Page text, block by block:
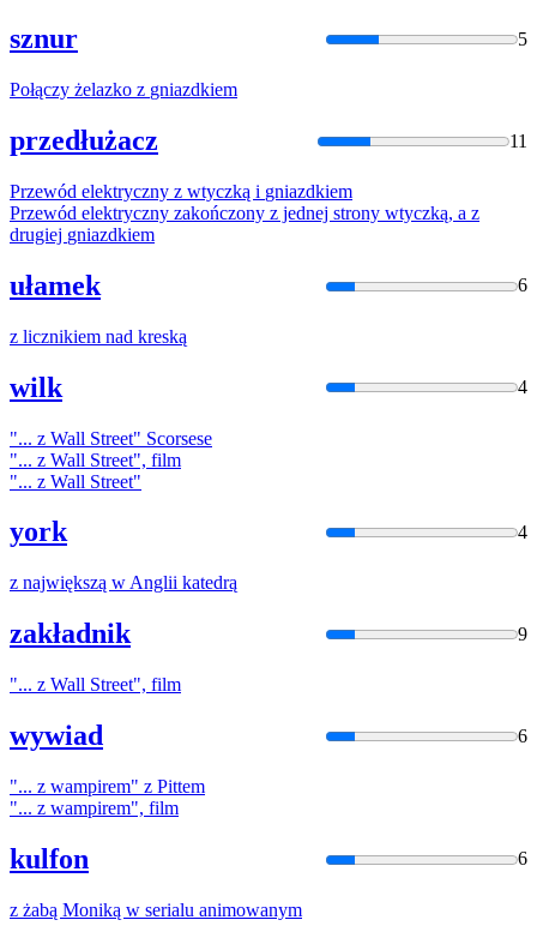
sznur 5
Połączy żelazko z gniazdkiem
przedłużacz 11
Przewód elektryczny z wtyczką i gniazdkiem
Przewód elektryczny zakończony z jednej strony wtyczką, a z
drugiej gniazdkiem
ułamek 6
z licznikiem nad kreską
wilk 4
"... z Wall Street" Scorsese
"... z Wall Street", film
"... z Wall Street"
york 4
z największą w Anglii katedrą
zakładnik 9
"... z Wall Street", film
wywiad 6
"... z wampirem" z Pittem
"... z wampirem", film
kulfon 6
z żabą Moniką w serialu animowanym